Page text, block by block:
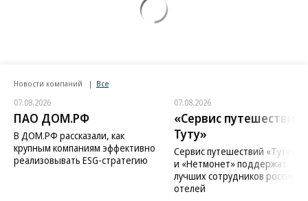
Новости компаний Все
07.08.2026
ПАО ДОМ.РФ
В ДОМ.РФ рассказали, как
крупным компаниям эффективно
реализовывать ESG-стратегию
07.08.2026
«Сервис путешествий
Туту»
Сервис путешествий «Туту»
и «Нетмонет» поддержат
лучших сотрудников
отелей